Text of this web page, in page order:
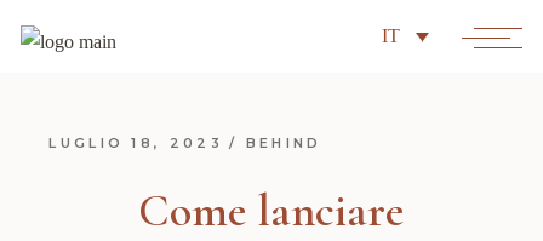
IT
LUGLIO 18, 2023 BEHIND
Come lanciare